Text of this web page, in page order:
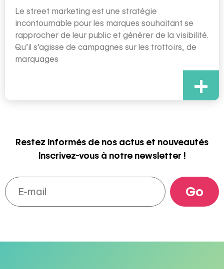
Le street marketing est une stratégie
incontournable pour les marques souhaitant se
rapprocher de leur public et générer de la visibilité.
Qu’il s’agisse de campagnes sur les trottoirs, de
marquages
+
Restez informés de nos actus et nouveautés
Inscrivez-vous à notre newsletter !